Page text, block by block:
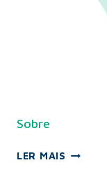
Sobre
LER MAIS